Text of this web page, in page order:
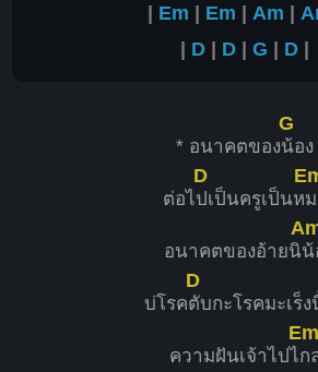
| Em | Em | Am |
| D | D | G | D |
* อนาคตของ
G
น้อง
ต่อไ
D
ปเป็นครูเป็นห
อนาคตของอ้ายนิน้
บ่โรค
D
ตับกะโรคมะเร็ง
ความฝันเจ้าไปไ
Em
ก